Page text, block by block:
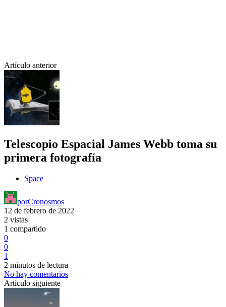
Artículo anterior
Telescopio Espacial James Webb toma su
primera fotografía
Space
porCronosmos
12 de febrero de 2022
2 vistas
1 compartido
0
0
1
2 minutos de lectura
No hay comentarios
Artículo siguiente